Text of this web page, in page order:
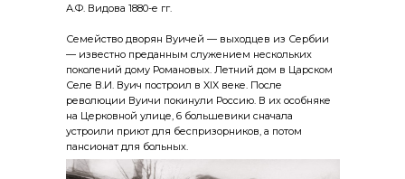
А.Ф. Видова 1880-е гг.
Семейство дворян Вуичей — выходцев из Сербии
— известно преданным служением нескольких
поколений дому Романовых. Летний дом в Царском
Селе В.И. Вуич построил в XIX веке. После
революции Вуичи покинули Россию. В их особняке
на Церковной улице, 6 большевики сначала
устроили приют для беспризорников, а потом
пансионат для больных.